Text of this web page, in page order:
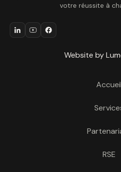
votre réussite à
Website by
Accueil
RSE